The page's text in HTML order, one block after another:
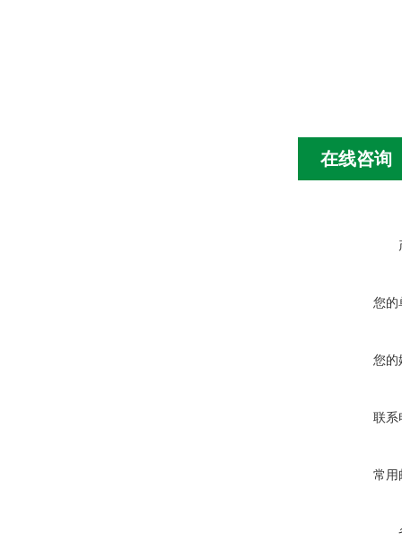
在线咨询
您的
您的
联系
常用